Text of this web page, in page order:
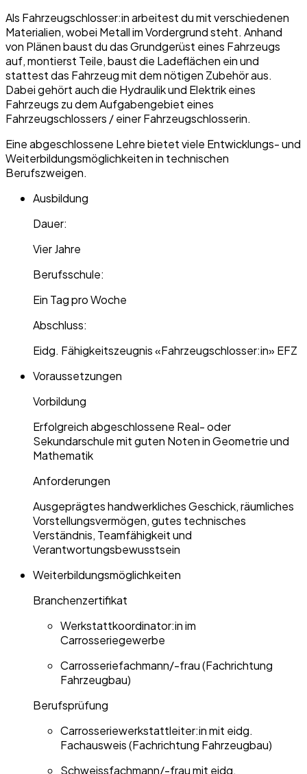
Als Fahrzeugschlosser:in arbeitest du mit verschiedenen
Materialien, wobei Metall im Vordergrund steht. Anhand
von Plänen baust du das Grundgerüst eines Fahrzeugs
auf, montierst Teile, baust die Ladeflächen ein und
stattest das Fahrzeug mit dem nötigen Zubehör aus.
Dabei gehört auch die Hydraulik und Elektrik eines
Fahrzeugs zu dem Aufgabengebiet eines
Fahrzeugschlossers / einer Fahrzeugschlosserin.
Eine abgeschlossene Lehre bietet viele Entwicklungs- und
Weiterbildungsmöglichkeiten in technischen
Berufszweigen.
Ausbildung
Dauer:
Vier Jahre
Berufsschule:
Ein Tag pro Woche
Abschluss:
Eidg. Fähigkeitszeugnis «Fahrzeugschlosser:in» EFZ
Voraussetzungen
Vorbildung
Erfolgreich abgeschlossene Real- oder
Sekundarschule mit guten Noten in Geometrie und
Mathematik
Anforderungen
Ausgeprägtes handwerkliches Geschick, räumliches
Vorstellungsvermögen, gutes technisches
Verständnis, Teamfähigkeit und
Verantwortungsbewusstsein
Weiterbildungsmöglichkeiten
Branchenzertifikat
Werkstattkoordinator:in im
Carrosseriegewerbe
Carrosseriefachmann/-frau (Fachrichtung
Fahrzeugbau)
Berufsprüfung
Carrosseriewerkstattleiter:in mit eidg.
Fachausweis (Fachrichtung Fahrzeugbau)
Schweissfachmann/-frau mit ­eidg.